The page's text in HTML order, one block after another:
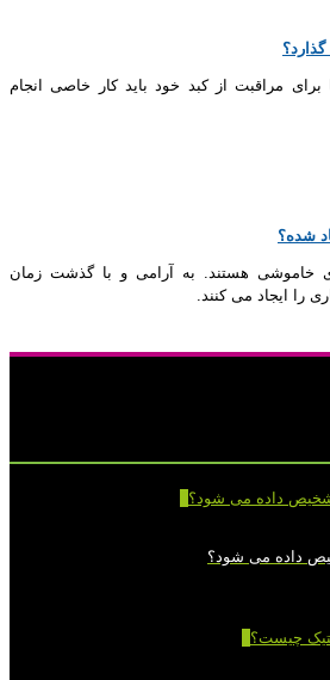
برای مراقبت از کبد خود باید کار خاصی انجام
شده؟
خاموشی هستند. به آرامی و با گذشت زمان
را ایجاد می کنند.
داده می شود؟